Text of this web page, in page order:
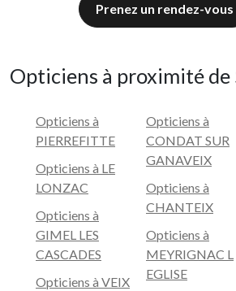
Prenez un rendez-vous
Opticiens à proximité de
Opticiens à
PIERREFITTE
Opticiens à LE
LONZAC
Opticiens à
GIMEL LES
CASCADES
Opticiens à VEIX
Opticiens à
CONDAT SUR
GANAVEIX
Opticiens à
CHANTEIX
Opticiens à
MEYRIGNAC L
EGLISE